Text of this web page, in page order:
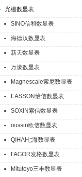
光栅数显表
SINO信和数显表
海德汉数显表
新天数显表
万濠数显表
Magnescale索尼数显表
EASSON怡信数显表
SOXIN索信数显表
oussin欧信数显表
QIHAI七海数显表
FAGOR发格数显表
Mitutoyo三丰数显表